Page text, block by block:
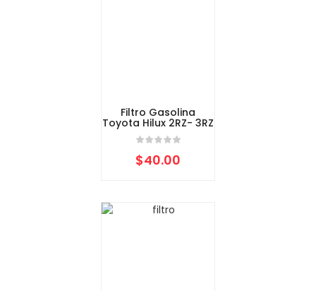
Filtro Gasolina
Toyota Hilux 2RZ- 3RZ
$40.00